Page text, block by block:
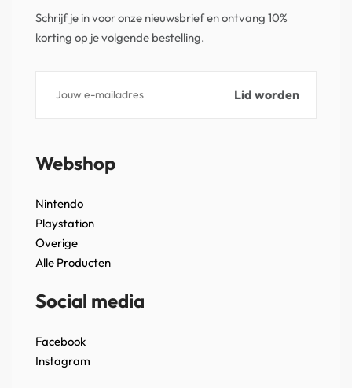
Schrijf je in voor onze nieuwsbrief en ontvang 10%
korting op je volgende bestelling.
Webshop
Nintendo
Playstation
Overige
Alle Producten
Social media
Facebook
Instagram